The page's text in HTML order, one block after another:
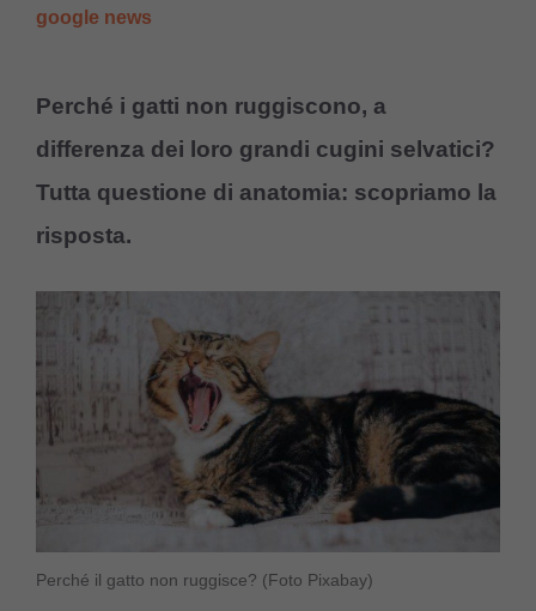
google news
Perché i gatti non ruggiscono, a
differenza dei loro grandi cugini selvatici?
Tutta questione di anatomia: scopriamo la
risposta.
Perché il gatto non ruggisce? (Foto Pixabay)